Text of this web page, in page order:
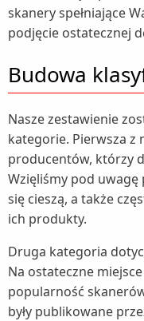
Termometry (2)
Traktorki ogrodowe (2)
Umywalki (2)
Baterie
Wanny (1)
Wentylatory (4)
Wentylatory
Wózki dziecięce (1)
zgrzewarki próżniowe
Zlewozmywaki (2)
Baterie kuchenne (1)
skanery spełniające
podjęcie ostatecznej
Budowa
Nasze zestawienie
kategorie. Pierwsza z
producentów, którzy
Wzięliśmy pod
się cieszą, a także
ich produkty.
Druga kategoria
Na ostateczne
popularność
były publikowane